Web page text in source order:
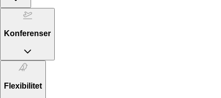
Konferenser
Flexibilitet